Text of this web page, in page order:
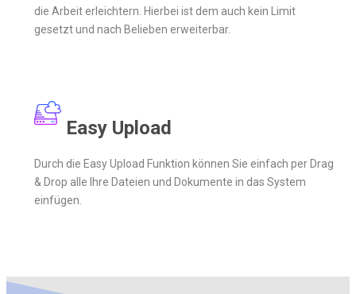
die Arbeit erleichtern. Hierbei ist dem auch kein Limit
gesetzt und nach Belieben erweiterbar.
Easy Upload
Durch die Easy Upload Funktion können Sie einfach per Drag
& Drop alle Ihre Dateien und Dokumente in das System
einfügen.